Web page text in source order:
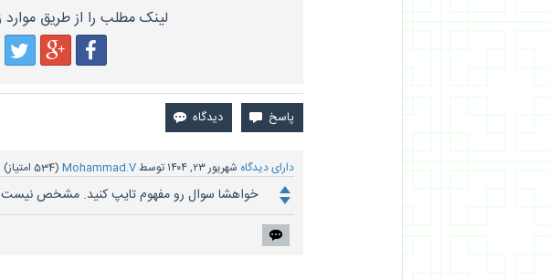
لینک مطلب را از طریق موارد
دارای دیدگاه شهریور ۲۳, ۱۴۰۴ توسطMohammad.V
(
534 امتیاز)
خواهشا سوال رو مفهوم تایپ کنید. مشخص